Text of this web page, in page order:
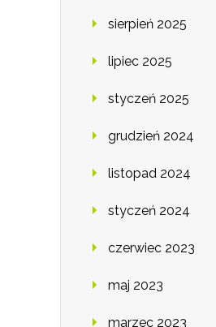
sierpień 2025
lipiec 2025
styczeń 2025
grudzień 2024
listopad 2024
styczeń 2024
czerwiec 2023
maj 2023
marzec 2023